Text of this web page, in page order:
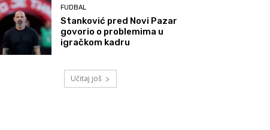
FUDBAL
Stanković pred Novi Pazar
govorio o problemima u
igračkom kadru
Učitaj još